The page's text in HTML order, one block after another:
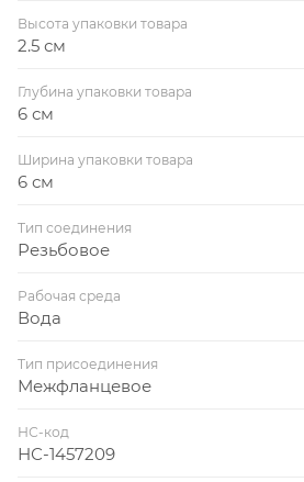
Высота упаковки товара
2.5 см
Глубина упаковки товара
6 см
Ширина упаковки товара
6 см
Тип соединения
Резьбовое
Рабочая среда
Вода
Тип присоединения
Межфланцевое
НС-код
НС-1457209